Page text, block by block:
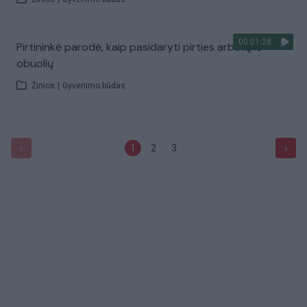
00:01:28
Pirtininkė parodė, kaip pasidaryti pirties arbatą iš
obuolių
Žinios Gyvenimo būdas
‹ 1 2 3 ›